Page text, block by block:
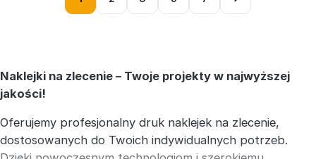
Naklejki na zlecenie – Twoje projekty w najwyższej
jakości!
Oferujemy profesjonalny druk naklejek na zlecenie,
dostosowanych do Twoich indywidualnych potrzeb.